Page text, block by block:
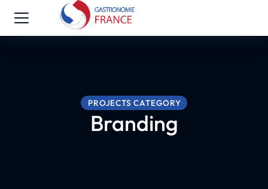
PROJECTS CATEGORY
Branding